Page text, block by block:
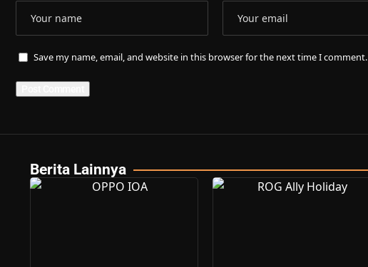
Save my name, email, and website in this browser for the next time I comment.
Berita Lainnya